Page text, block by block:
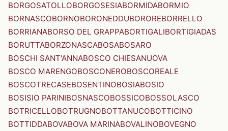
BORGOSATOLLOBORGOSESIABORMIDABORMIO
BORNASCOBORNOBORONEDDUBOROREBORRELLO
BORRIANABORSO DEL GRAPPABORTIGALIBORTIGIADAS
BORUTTABORZONASCABOSABOSARO
BOSCHI SANT'ANNABOSCO CHIESANUOVA
BOSCO MARENGOBOSCONEROBOSCOREALE
BOSCOTRECASEBOSENTINOBOSIABOSIO
BOSISIO PARINIBOSNASCOBOSSICOBOSSOLASCO
BOTRICELLOBOTRUGNOBOTTANUCOBOTTICINO
BOTTIDDABOVABOVA MARINABOVALINOBOVEGNO